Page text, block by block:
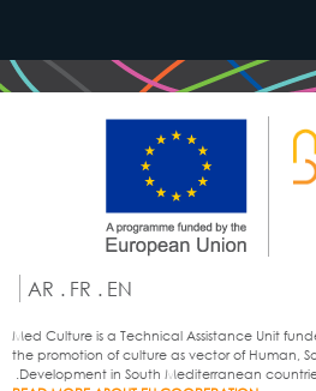
تجاوز
الرئيسي
EN
.
FR
.
AR
Med Culture is a Technical Assistance Unit
the promotion of culture as vector of Human,
Development in South Mediterranean